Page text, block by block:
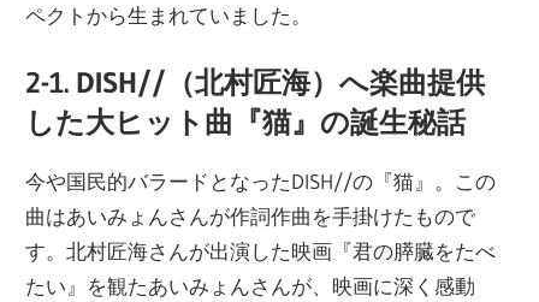
ペクトから生まれていました。
2-1. DISH//（北村匠海）へ楽曲提供
した大ヒット曲『猫』の誕生秘話
今や国民的バラードとなったDISH//の『猫』。この
曲はあいみょんさんが作詞作曲を手掛けたもので
す。北村匠海さんが出演した映画『君の膵臓をたべ
たい』を観たあいみょんさんが、映画に深く感動